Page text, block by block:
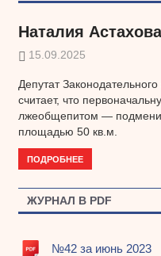
Наталия Астахова
15.09.2025
Депутат
считает, что
лжеобщепитом —
площадью 50 кв.м.
ПОДРОБНЕЕ
ЖУРНАЛ В PDF
№42 за июнь 2023